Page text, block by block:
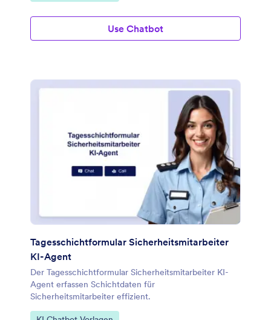
Use Chatbot
Tagesschichtformular Sicherheitsmitarbeiter
KI-Agent
Der Tagesschichtformular Sicherheitsmitarbeiter KI-
Agent erfassen Schichtdaten für
Sicherheitsmitarbeiter effizient.